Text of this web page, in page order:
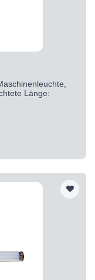
Länge: